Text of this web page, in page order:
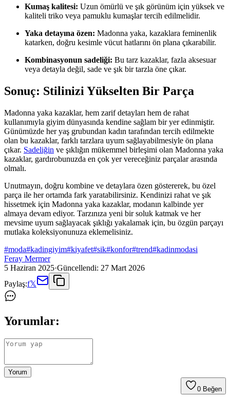
Kumaş kalitesi: Uzun ömürlü ve şık görünüm için yüksek ve
kaliteli triko veya pamuklu kumaşlar tercih edilmelidir.
Yaka detayına özen: Madonna yaka, kazaklara feminenlik
katarken, doğru kesimle vücut hatlarını ön plana çıkarabilir.
Kombinasyonun sadeliği: Bu tarz kazaklar, fazla aksesuar
veya detayla değil, sade ve şık bir tarzla öne çıkar.
Sonuç: Stilinizi Yükselten Bir Parça
Madonna yaka kazaklar, hem zarif detayları hem de rahat
kullanımıyla giyim dünyasında kendine sağlam bir yer edinmiştir.
Günümüzde her yaş grubundan kadın tarafından tercih edilmekte
olan bu kazaklar, farklı tarzlara uyum sağlayabilmesiyle ön plana
çıkar. Sadeliğin ve şıklığın mükemmel birleşimi olan Madonna yaka
kazaklar, gardırobunuzda en çok yer vereceğiniz parçalar arasında
olmalı.
Unutmayın, doğru kombine ve detaylara özen göstererek, bu özel
parça ile her ortamda fark yaratabilirsiniz. Kendinizi rahat ve şık
hissetmek için Madonna yaka kazaklar, modanın kalbinde yer
almaya devam ediyor. Tarzınıza yeni bir soluk katmak ve her
mevsime uyum sağlayacak şıklığı yakalamak için, bu özgün parçayı
mutlaka koleksiyonunuza eklemelisiniz.
#moda#kadingiyim#kiyafet#sik#konfor#trend#kadinmodasi
Feray Mermer
5 Haziran 2025·Güncellendi: 27 Mart 2026
Paylaş:f𝕏
Yorumlar:
Yorum
0 Beğen